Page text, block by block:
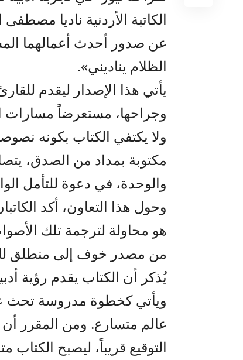
الكاتبة الأردنية ناديا
عن صدور أحدث أعمالهما
الظلام يناديني».
يأتي هذا الإصدار ليقدم
وجراحها، مستعرضاً مسارات
ولا يكتفي الكتاب بكونه
مكتوبة بمداد من الصدق،
والوحدة، في دعوة للتأمل
وحول هذا التعاون، أكد
هو محاولة لترجمة تلك
من مصدر خوف إلى منطلق
يُذكر أن الكتاب يقدم رؤية
ويأتي كخطوة مدروسة تحث
عالم متسارع. ومن المقرر أن
التوقيع قريباً، ليصبح